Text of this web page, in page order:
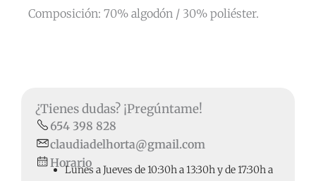
Composición: 70% algodón / 30% poliéster.
¿Tienes dudas? ¡Pregúntame!
654 398 828
claudiadelhorta@gmail.com
Horario
Lunes a Jueves de 10:30h a 13:30h y de 17:30h a